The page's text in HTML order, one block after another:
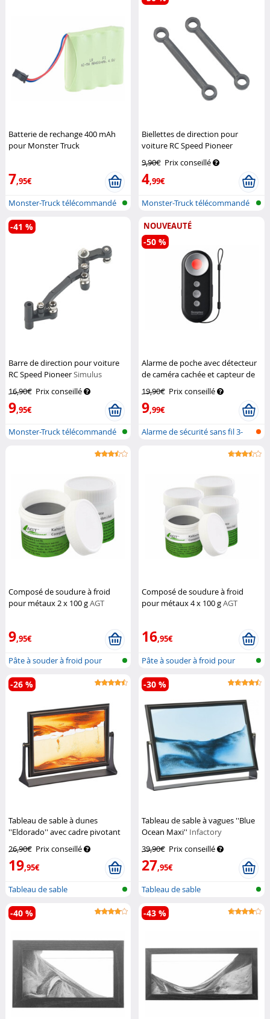
Batterie de rechange 400 mAh
pour Monster Truck
7,95€
Monster-Truck télécommandé
Biellettes de direction pour
voiture RC Speed Pioneer
9,90€ Prix conseillé
4,99€
Monster-Truck télécommandé
Barre de direction pour voiture
RC Speed PioneerSimulus
16,90€ Prix conseillé
9,95€
-41 %
Monster-Truck télécommandé
NOUVEAUTÉ
Alarme de poche avec détecteur
de caméra cachée et capteur de
Semptec
19,90€ Prix conseillé
9,99€
-50 %
Alarme de sécurité sans fil 3-
Composé de soudure à froid
pour métaux 2 x 100 gAGT
9,95€
Pâte à souder à froid pour
métaux
Composé de soudure à froid
pour métaux 4 x 100 gAGT
16,95€
Pâte à souder à froid pour
métaux
Tableau de sable à dunes
''Eldorado'' avec cadre pivotant
26,90€ Prix conseillé
19,95€
-26 %
Tableau de sable
Tableau de sable à vagues ''Blue
Ocean Maxi'' Infactory
39,90€ Prix conseillé
27,95€
-30 %
Tableau de sable
-40 % -43 %